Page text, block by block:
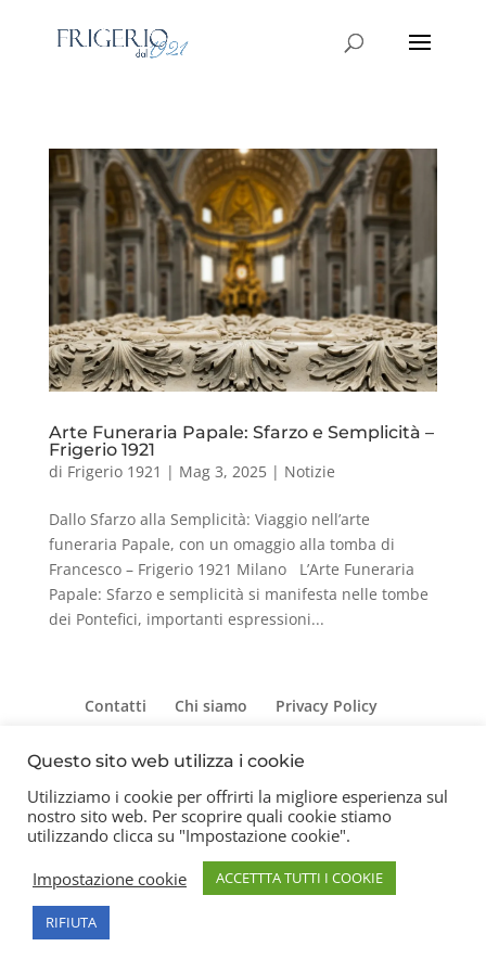
Arte Funeraria Papale: Sfarzo e Semplicità –
Frigerio 1921
di Frigerio 1921 | Mag 3, 2025| Notizie
Dallo Sfarzo alla Semplicità: Viaggio nell’arte
funeraria Papale, con un omaggio alla tomba di
Francesco – Frigerio 1921 Milano L’Arte Funeraria
Papale: Sfarzo e semplicità si manifesta nelle tombe
dei Pontefici, importanti espressioni...
Contatti Chi siamo Privacy Policy
Copyright 2026 © Frigerio Renzo Snc P.IVA
08003270157
Questo sito web utilizza i cookie
Utilizziamo i cookie per offrirti la migliore esperienza sul
nostro sito web. Per scoprire quali cookie stiamo
utilizzando clicca su "Impostazione cookie".
Impostazione cookie
ACCETTTA TUTTI I COOKIE
RIFIUTA